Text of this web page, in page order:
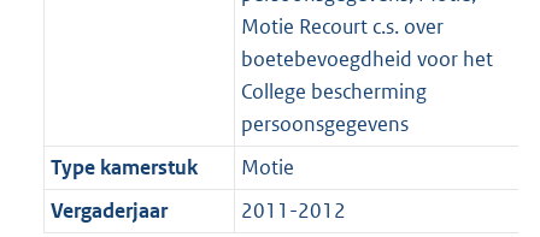
Motie Recourt c.s. over
boetebevoegdheid voor het
College bescherming
persoonsgegevens
Type kamerstuk
Motie
Vergaderjaar
2011-2012